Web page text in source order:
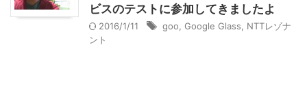
ビスのテストに参加してきましたよ
2016/1/11 goo Google Glass
NTTレゾナ
ント